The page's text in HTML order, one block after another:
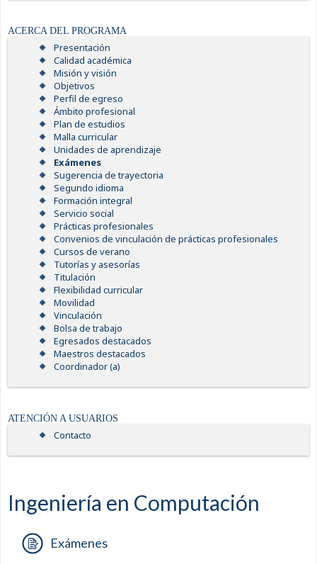
ACERCA DEL PROGRAMA
Presentación
Calidad académica
Misión y visión
Objetivos
Perfil de egreso
Ámbito profesional
Plan de estudios
Malla curricular
Unidades de aprendizaje
Exámenes
Sugerencia de trayectoria
Segundo idioma
Formación integral
Servicio social
Prácticas profesionales
Convenios de vinculación de prácticas profesionales
Cursos de verano
Tutorías y asesorías
Titulación
Flexibilidad curricular
Movilidad
Vinculación
Bolsa de trabajo
Egresados destacados
Maestros destacados
Coordinador (a)
ATENCIÓN A USUARIOS
Contacto
Ingeniería en Computación
Exámenes